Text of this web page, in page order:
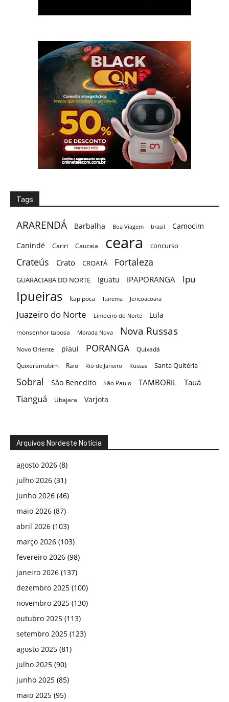
Tags
ARARENDÁ Barbalha Boa Viagem brasil
Camocim
Canindé
Cariri Caucaia ceara concurso
Crateús Crato CROATÁ Fortaleza
GUARACIABA DO NORTE Iguatu IPAPORANGA Ipu
Ipueiras Itapipoca Itarema Jericoacoara
Juazeiro do Norte Limoeiro do Norte Lula
monsenhor tabosa Morada Nova Nova Russas
Novo Oriente piaui PORANGA
Quixadá
Quixeramobim
Raio Rio de Janeiro Russas Santa Quitéria
Sobral São Benedito São Paulo TAMBORIL Tauá
Tianguá Ubajara Varjota
Arquivos Nordeste Notícia
agosto 2026 (8)
julho 2026 (31)
junho 2026 (46)
maio 2026 (87)
abril 2026 (103)
março 2026 (103)
fevereiro 2026 (98)
janeiro 2026 (137)
dezembro 2025 (100)
novembro 2025 (130)
outubro 2025 (113)
setembro 2025 (123)
agosto 2025 (81)
julho 2025 (90)
junho 2025 (85)
maio 2025 (95)